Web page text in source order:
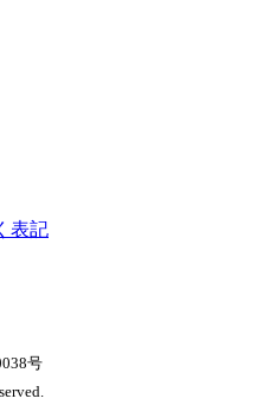
表記
号